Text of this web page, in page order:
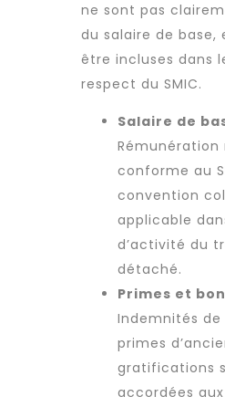
ne sont pas
du salaire de base,
être incluses dans
respect du SMIC.
Salaire de
Rémunération
conforme au
convention
applicable
d’activité du
détaché.
Primes et
Indemnités
primes
gratifications
accordées